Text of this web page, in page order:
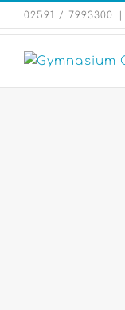
Zum
Inhalt
springen
02591 / 7993300